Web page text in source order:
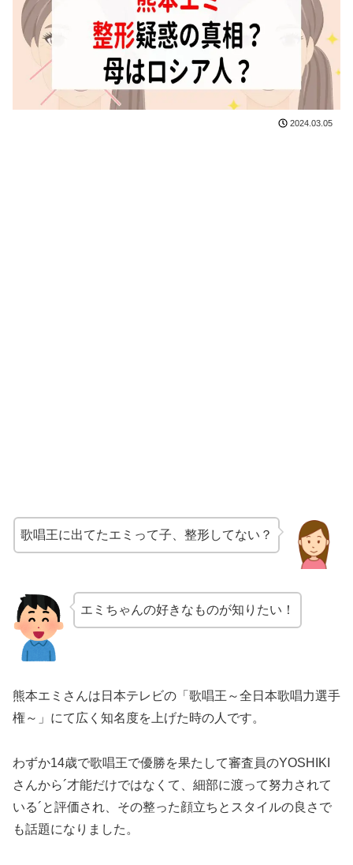
2024.03.05
歌唱王に出てたエミって子、整形してない？
エミちゃんの好きなものが知りたい！
熊本エミさんは日本テレビの「歌唱王～全日本歌唱力選手
権～」にて広く知名度を上げた時の人です。
わずか14歳で歌唱王で優勝を果たして審査員のYOSHIKI
さんから´才能だけではなくて、細部に渡って努力されて
いる´と評価され、その整った顔立ちとスタイルの良さで
も話題になりました。